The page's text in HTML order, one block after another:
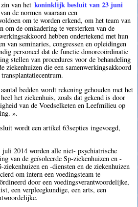
van het koninklijk besluit van 23 juni
de normen waaraan een
om te worden erkend, om het team van
om de omkadering te versterken van de
hebben ondertekend met hun
van seminaries, congressen en opleidingen
personeel dat de functie donorcoördinatie
stellen van procedures voor de behandeling
ziekenhuizen die een samenwerkingsakkoord
bedden wordt rekening gehouden met het
het ziekenhuis, zoals dat gekend is door
van de Voedselketen en Leefmilieu op
».
wordt een artikel 63septies ingevoegd,
juli 2014 worden alle niet- psychiatrische
van de geïsoleerde Sp-ziekenhuizen en -
ziekenhuizen en -diensten en de ziekenhuizen
om intern een voedingsteam te
door een voedingsverantwoordelijke,
een verpleegkundige, een arts, een